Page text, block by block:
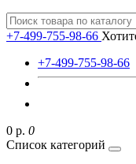
+7-499-755-98-66
+7-499-755-98-66
0 р. 0
Список категорий